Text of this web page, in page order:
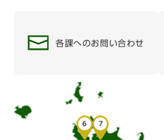
各課へのお問い合わせ